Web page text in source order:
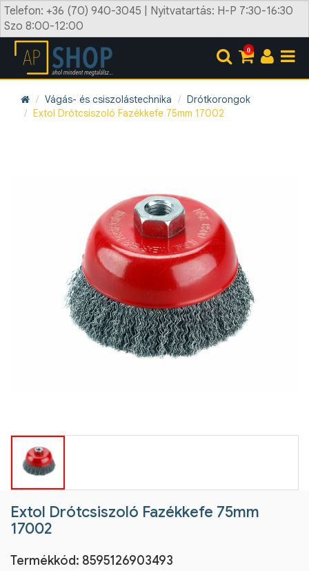
Telefon: +36 (70) 940-3045 | Nyitvatartás: H-P 7:30-16:30
Szo 8:00-12:00
0
Vágás- és csiszolástechnika
Drótkorongok
Extol Drótcsiszoló Fazékkefe 75mm 17002
Extol Drótcsiszoló Fazékkefe 75mm
17002
Termékkód: 8595126903493